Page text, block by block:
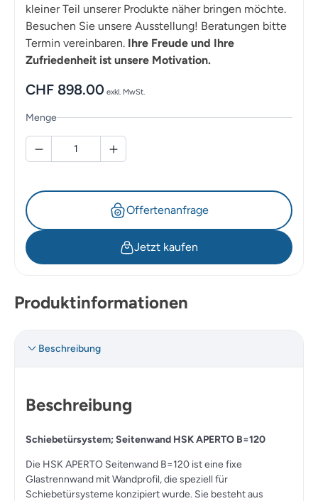
kleiner Teil unserer Produkte näher bringen möchte.
Besuchen Sie unsere Ausstellung! Beratungen bitte
Termin vereinbaren. Ihre Freude und Ihre
Zufriedenheit ist unsere Motivation.
CHF 898.00 exkl. MwSt.
Menge
Offertenanfrage
Jetzt kaufen
Produktinformationen
Beschreibung
Beschreibung
Schiebetürsystem; Seitenwand HSK APERTO B=120
Die HSK APERTO Seitenwand B=120 ist eine fixe
Glastrennwand mit Wandprofil, die speziell für
Schiebetürsysteme konzipiert wurde. Sie besteht aus